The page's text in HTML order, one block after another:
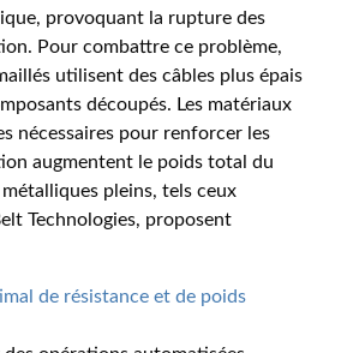
provoquant la rupture des
Pour combattre ce problème,
utilisent des câbles plus épais
découpés. Les matériaux
nécessaires pour renforcer les
augmentent le poids total du
pleins, tels ceux
Technologies, proposent
de résistance et de poids